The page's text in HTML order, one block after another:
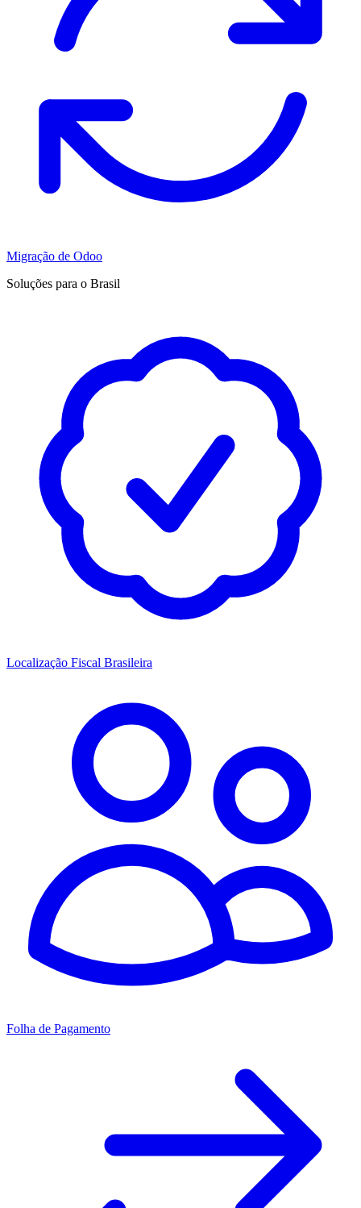
Migração de Odoo
Soluções para o Brasil
Localização Fiscal Brasileira
Folha de Pagamento